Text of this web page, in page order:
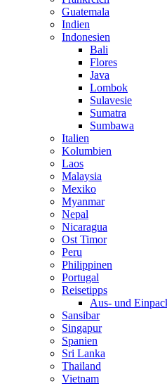
Guatemala
Indien
Indonesien
Bali
Flores
Java
Lombok
Sulavesie
Sumatra
Sumbawa
Italien
Kolumbien
Laos
Malaysia
Mexiko
Myanmar
Nepal
Nicaragua
Ost Timor
Peru
Philippinen
Portugal
Reisetipps
Aus- und
Sansibar
Singapur
Spanien
Sri Lanka
Thailand
Vietnam